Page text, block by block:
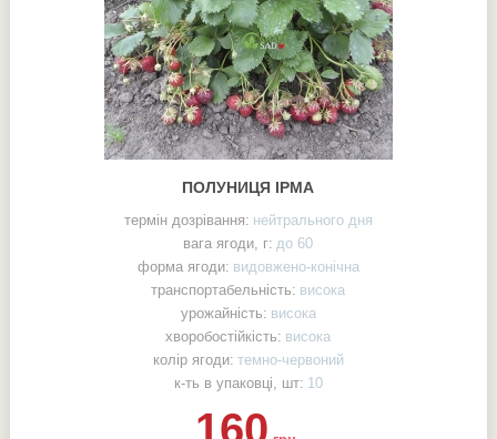
ПОЛУНИЦЯ ІРМА
термін дозрівання: нейтрального дня
вага ягоди, г: до 60
форма ягоди: видовжено-конічна
транспортабельність: висока
урожайність: висока
хворобостійкість: висока
колір ягоди: темно-червоний
к-ть в упаковці, шт: 10
160